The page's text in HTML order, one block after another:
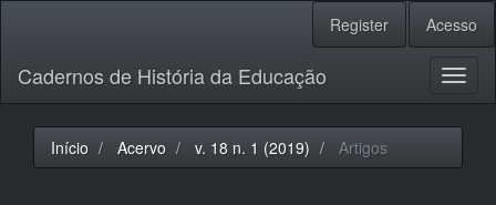
principal
Barra
Lateral
Register Acesso
Cadernos de História da Educação
Início Acervo v. 18 n. 1 (2019) Artigos